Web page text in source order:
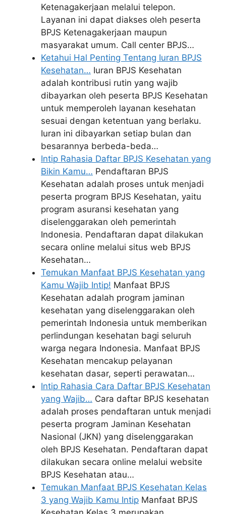
Ketenagakerjaan melalui telepon.
Layanan ini dapat diakses oleh peserta
BPJS Ketenagakerjaan maupun
masyarakat umum. Call center BPJS…
Ketahui Hal Penting Tentang Iuran BPJS
Kesehatan… Iuran BPJS Kesehatan
adalah kontribusi rutin yang wajib
dibayarkan oleh peserta BPJS Kesehatan
untuk memperoleh layanan kesehatan
sesuai dengan ketentuan yang berlaku.
Iuran ini dibayarkan setiap bulan dan
besarannya berbeda-beda…
Intip Rahasia Daftar BPJS Kesehatan yang
Bikin Kamu… Pendaftaran BPJS
Kesehatan adalah proses untuk menjadi
peserta program BPJS Kesehatan, yaitu
program asuransi kesehatan yang
diselenggarakan oleh pemerintah
Indonesia. Pendaftaran dapat dilakukan
secara online melalui situs web BPJS
Kesehatan…
Temukan Manfaat BPJS Kesehatan yang
Kamu Wajib Intip! Manfaat BPJS
Kesehatan adalah program jaminan
kesehatan yang diselenggarakan oleh
pemerintah Indonesia untuk memberikan
perlindungan kesehatan bagi seluruh
warga negara Indonesia. Manfaat BPJS
Kesehatan mencakup pelayanan
kesehatan dasar, seperti perawatan…
Intip Rahasia Cara Daftar BPJS Kesehatan
yang Wajib… Cara daftar BPJS kesehatan
adalah proses pendaftaran untuk menjadi
peserta program Jaminan Kesehatan
Nasional (JKN) yang diselenggarakan
oleh BPJS Kesehatan. Pendaftaran dapat
dilakukan secara online melalui website
BPJS Kesehatan atau…
Temukan Manfaat BPJS Kesehatan Kelas
3 yang Wajib Kamu Intip Manfaat BPJS